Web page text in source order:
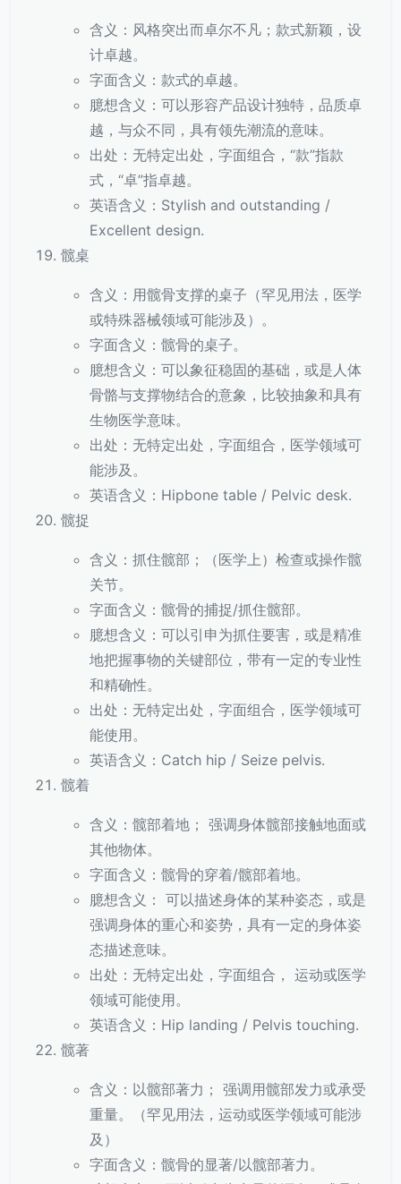
含义：风格突出而卓尔不凡；款式新颖，设
计卓越。
字面含义：款式的卓越。
臆想含义：可以形容产品设计独特，品质卓
越，与众不同，具有领先潮流的意味。
出处：无特定出处，字面组合，“款”指款
式，“卓”指卓越。
英语含义：Stylish and outstanding /
Excellent design.
髋桌
含义：用髋骨支撑的桌子（罕见用法，医学
或特殊器械领域可能涉及）。
字面含义：髋骨的桌子。
臆想含义：可以象征稳固的基础，或是人体
骨骼与支撑物结合的意象，比较抽象和具有
生物医学意味。
出处：无特定出处，字面组合，医学领域可
能涉及。
英语含义：Hipbone table / Pelvic desk.
髋捉
含义：抓住髋部；（医学上）检查或操作髋
关节。
字面含义：髋骨的捕捉/抓住髋部。
臆想含义：可以引申为抓住要害，或是精准
地把握事物的关键部位，带有一定的专业性
和精确性。
出处：无特定出处，字面组合，医学领域可
能使用。
英语含义：Catch hip / Seize pelvis.
髋着
含义：髋部着地； 强调身体髋部接触地面或
其他物体。
字面含义：髋骨的穿着/髋部着地。
臆想含义： 可以描述身体的某种姿态，或是
强调身体的重心和姿势，具有一定的身体姿
态描述意味。
出处：无特定出处，字面组合， 运动或医学
领域可能使用。
英语含义：Hip landing / Pelvis touching.
髋著
含义：以髋部著力； 强调用髋部发力或承受
重量。（罕见用法，运动或医学领域可能涉
及）
字面含义：髋骨的显著/以髋部著力。